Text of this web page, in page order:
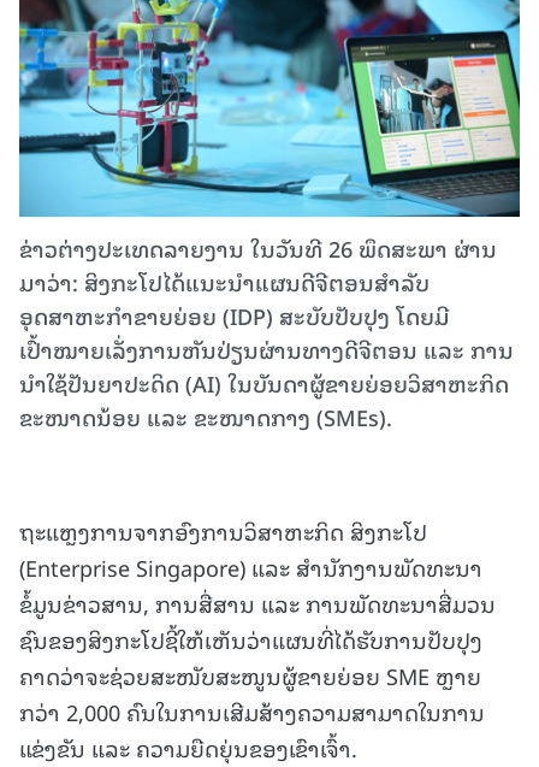
ຂ່າວຕ່າງປະເທດລາຍງານ ໃນວັນທີ 26 ພຶດສະພາ ຜ່ານ
ມາວ່າ: ສິງກະໂປໄດ້ແນະນຳແຜນດີຈີຕອນສຳລັບ
ອຸດສາຫະກຳຂາຍຍ່ອຍ (IDP) ສະບັບປັບປຸງ ໂດຍມີ
ເປົ້າໝາຍເລັ່ງການຫັນປ່ຽນຜ່ານທາງດີຈີຕອນ ແລະ ການ
ນຳໃຊ້ປັນຍາປະດິດ (AI) ໃນບັນດາຜູ້ຂາຍຍ່ອຍວິສາຫະກິດ
ຂະໜາດນ້ອຍ ແລະ ຂະໜາດກາງ (SMEs).
ຖະແຫຼງການຈາກອົງການວິສາຫະກິດ ສິງກະໂປ
(Enterprise Singapore) ແລະ ສຳນັກງານພັດທະນາ
ຂໍ້ມູນຂ່າວສານ, ການສື່ສານ ແລະ ການພັດທະນາສື່ມວນ
ຊົນຂອງສິງກະໂປຊີ້ໃຫ້ເຫັນວ່າແຜນທີ່ໄດ້ຮັບການປັບປຸງ
ຄາດວ່າຈະຊ່ວຍສະໜັບສະໜູນຜູ້ຂາຍຍ່ອຍ SME ຫຼາຍ
ກວ່າ 2,000 ຄົນໃນການເສີມສ້າງຄວາມສາມາດໃນການ
ແຂ່ງຂັນ ແລະ ຄວາມຍືດຍຸ່ນຂອງເຂົາເຈົ້າ.